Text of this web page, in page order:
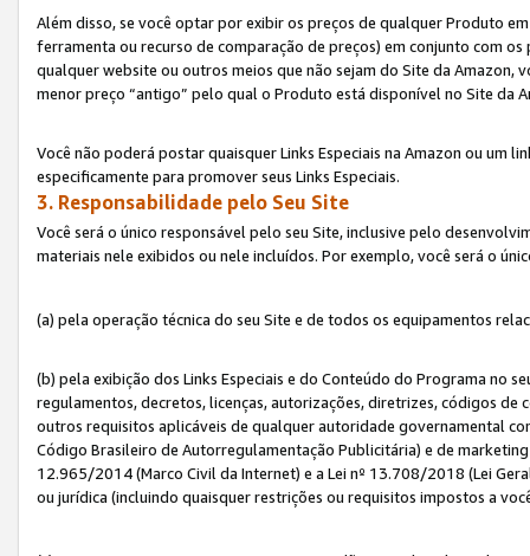
Além disso, se você optar por exibir os preços de qualquer Produto
ferramenta ou recurso de comparação de preços) em conjunto com
qualquer website ou outros meios que não sejam do Site da Amazon,
menor preço “antigo” pelo qual o Produto está disponível no Site da
Você não poderá postar quaisquer Links Especiais na Amazon ou um
especificamente para promover seus Links Especiais.
3. Responsabilidade pelo Seu Site
Você será o único responsável pelo seu Site, inclusive pelo
materiais nele exibidos ou nele incluídos. Por exemplo, você será o
(a) pela operação técnica do seu Site e de todos os equipamentos
(b) pela exibição dos Links Especiais e do Conteúdo do Programa no
regulamentos, decretos, licenças, autorizações, diretrizes, códigos
outros requisitos aplicáveis de qualquer autoridade governamental
Código Brasileiro de Autorregulamentação Publicitária) e de
12.965/2014 (Marco Civil da Internet) e a Lei nº 13.708/2018 (Lei
ou jurídica (incluindo quaisquer restrições ou requisitos impostos a